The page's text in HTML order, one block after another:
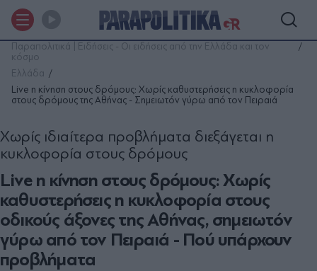
Παραπολιτικά | Ειδήσεις - Οι ειδήσεις από την Ελλάδα και τον
κόσμο
Ελλάδα
Live η κίνηση στους δρόμους: Χωρίς καθυστερήσεις η κυκλοφορία
στους δρόμους της Αθήνας - Σημειωτόν γύρω από τον Πειραιά
Live η κίνηση στους δρόμους: Χωρίς
καθυστερήσεις η κυκλοφορία στους
οδικούς άξονες της Αθήνας, σημειωτόν
γύρω από τον Πειραιά - Πού υπάρχουν
προβλήματα
Χωρίς ιδιαίτερα προβλήματα διεξάγεται η
κυκλοφορία στους δρόμους